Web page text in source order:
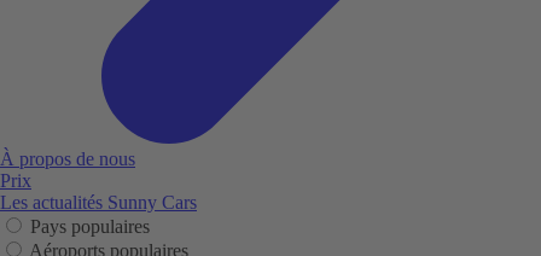
À propos de nous
Prix
Les actualités Sunny Cars
Pays populaires
Aéroports populaires